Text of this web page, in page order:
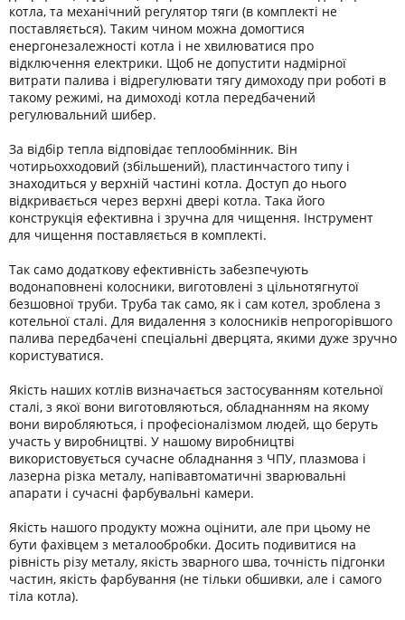
котла, та механічний регулятор тяги (в комплекті не
поставляється). Таким чином можна домогтися
енергонезалежності котла і не хвилюватися про
відключення електрики. Щоб не допустити надмірної
витрати палива і відрегулювати тягу димоходу при роботі в
такому режимі, на димоході котла передбачений
регулювальний шибер.
За відбір тепла відповідає теплообмінник. Він
чотирьохходовий (збільшений), пластинчастого типу і
знаходиться у верхній частині котла. Доступ до нього
відкривається через верхні двері котла. Така його
конструкція ефективна і зручна для чищення. Інструмент
для чищення поставляється в комплекті.
Так само додаткову ефективність забезпечують
водонаповнені колосники, виготовлені з цільнотягнутої
безшовної труби. Труба так само, як і сам котел, зроблена з
котельної сталі. Для видалення з колосників непрогорівшого
палива передбачені спеціальні дверцята, якими дуже зручно
користуватися.
Якість наших котлів визначається застосуванням котельної
сталі, з якої вони виготовляються, обладнанням на якому
вони виробляються, і професіоналізмом людей, що беруть
участь у виробництві. У нашому виробництві
використовується сучасне обладнання з ЧПУ, плазмова і
лазерна різка металу, напівавтоматичні зварювальні
апарати і сучасні фарбувальні камери.
Якість нашого продукту можна оцінити, але при цьому не
бути фахівцем з металообробки. Досить подивитися на
рівність різу металу, якість зварного шва, точність підгонки
частин, якість фарбування (не тільки обшивки, але і самого
тіла котла).